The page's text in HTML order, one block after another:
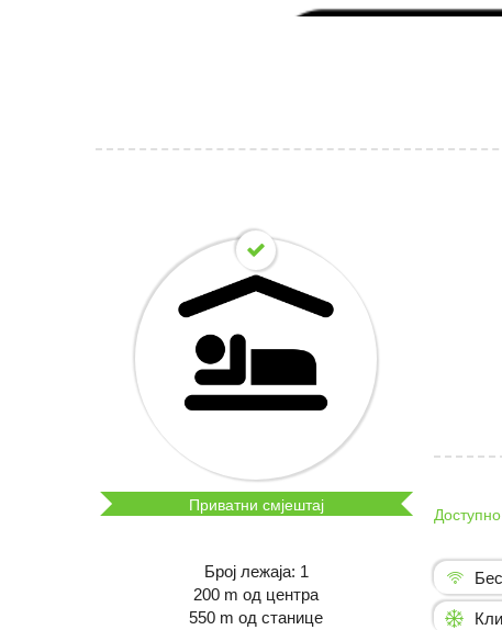
Приватни смјештај
Број лежаја: 1
200 m од центра
550 m од станице
Доступно